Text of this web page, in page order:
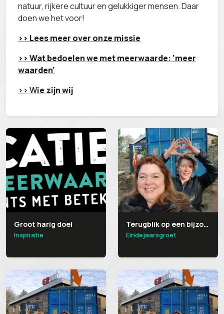
natuur, rijkere cultuur en gelukkiger mensen. Daar
doen we het voor!
>> Lees meer over onze missie
>> Wat bedoelen we met meerwaarde: 'meer
waarden'
>> Wie zijn wij
Groot harig doel
Inspiratie
Terugblik op een bijzonder jaar
Eindejaarsgroet